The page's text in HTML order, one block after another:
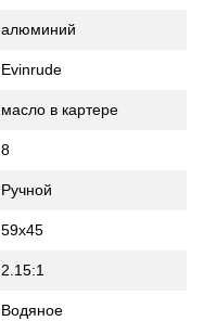
алюминий
Evinrude
масло в картере
8
Ручной
59х45
2.15:1
Водяное